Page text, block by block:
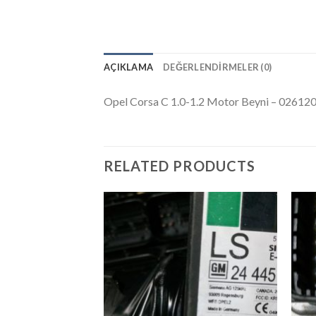
AÇIKLAMA DEĞERLENDIRMELER (0)
Opel Corsa C 1.0-1.2 Motor Beyni –
RELATED PRODUCTS
İstek
Listeme
Ekle